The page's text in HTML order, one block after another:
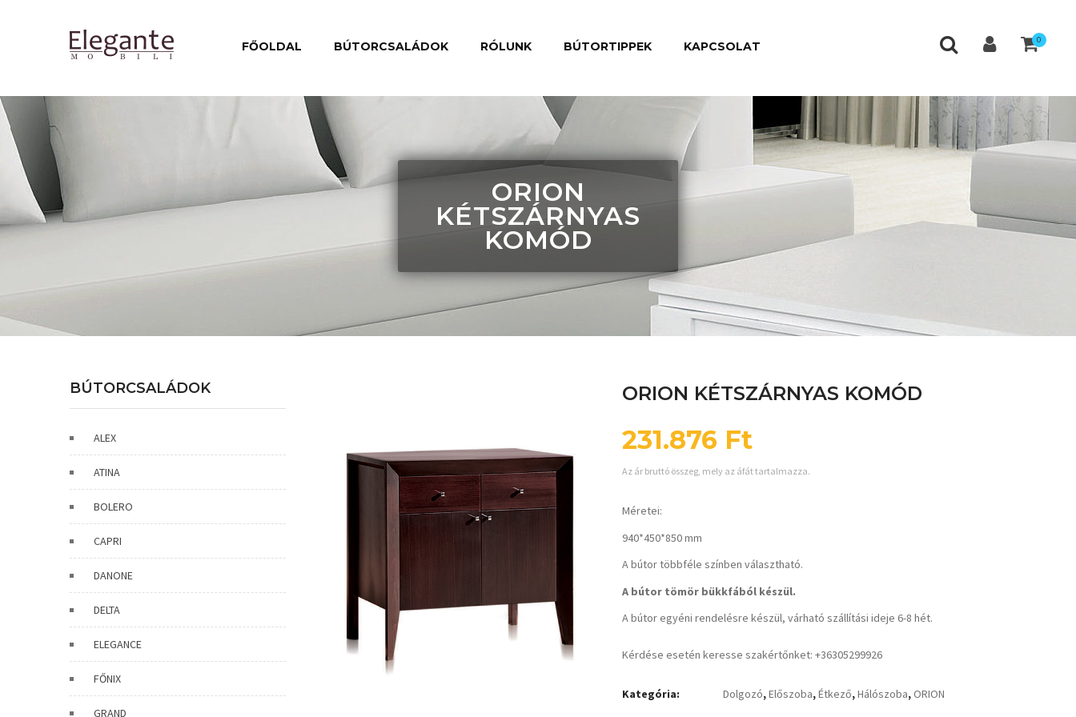
FŐOLDAL BÚTORCSALÁDOK RÓLUNK BÚTORTIPPEK KAPCSOLAT 0
ORION
KÉTSZÁRNYAS
KOMÓD
BÚTORCSALÁDOK
ALEX
ATINA
BOLERO
CAPRI
DANONE
DELTA
ELEGANCE
FŐNIX
GRAND
ORION KÉTSZÁRNYAS KOMÓD
231.876 Ft
Az ár bruttó összeg, mely az áfát tartalmazza.
Méretei:
940*450*850 mm
A bútor többféle színben választható.
A bútor tömör bükkfából készül.
A bútor egyéni rendelésre készül, várható szállítási ideje 6-8 hét.
Kérdése esetén keresse szakértőnket: +36305299926
Kategória: Dolgozó,Előszoba,Étkező,Hálószoba, ORION